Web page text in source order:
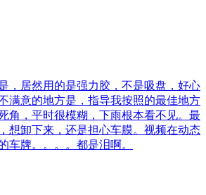
，居然用的是强力胶，不是吸盘，好心
满意的地方是，指导我按照的最佳地方
角，平时很模糊，下雨根本看不见。最
想卸下来，还是担心车膜。视频在动态
车牌。。。。都是泪啊。